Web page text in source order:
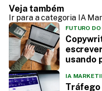
Veja também
Ir para a categoria IA
FUTURO
usando
IA
Tráfego